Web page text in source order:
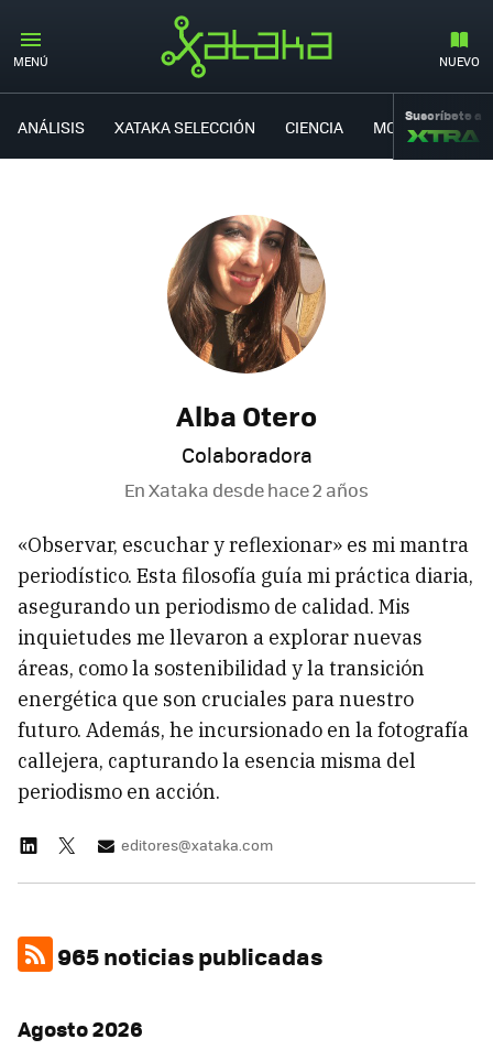
MENÚ NUEVO
ANÁLISIS XATAKA SELECCIÓN CIENCIA MOVILIDAD
Suscríbete a
Alba Otero
Colaboradora
En Xataka desdehace 2 años
«Observar, escuchar y reflexionar» es mi mantra
periodístico. Esta filosofía guía mi práctica diaria,
asegurando un periodismo de calidad. Mis
inquietudes me llevaron a explorar nuevas
áreas, como la sostenibilidad y la transición
energética que son cruciales para nuestro
futuro. Además, he incursionado en la fotografía
callejera, capturando la esencia misma del
periodismo en acción.
editores@xataka.com
965 noticias publicadas
Agosto 2026